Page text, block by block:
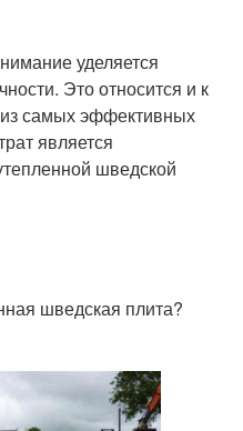
уделяется
Это относится и к
самых эффективных
является
шведской
шведская плита?